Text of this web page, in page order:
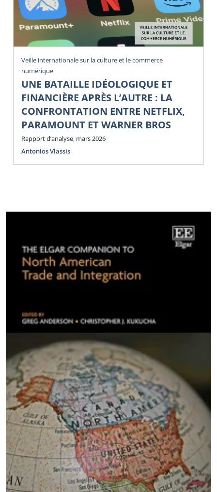
Veille internationale sur la culture et le commerce
numérique
UNE BATAILLE IDÉOLOGIQUE ET
FINANCIÈRE APRÈS L’AUTRE : LA
CONFRONTATION ENTRE NETFLIX,
PARAMOUNT ET WARNER BROS
Rapport d’analyse, mars 2026
Antonios Vlassis